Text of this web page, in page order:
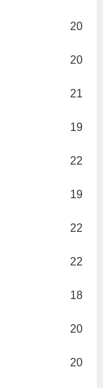
20
20
21
19
22
19
22
22
18
20
20